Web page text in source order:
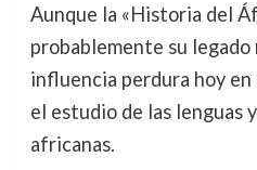
Aunque la «Historia del
probablemente su
influencia perdura hoy en
el estudio de las lenguas
africanas.